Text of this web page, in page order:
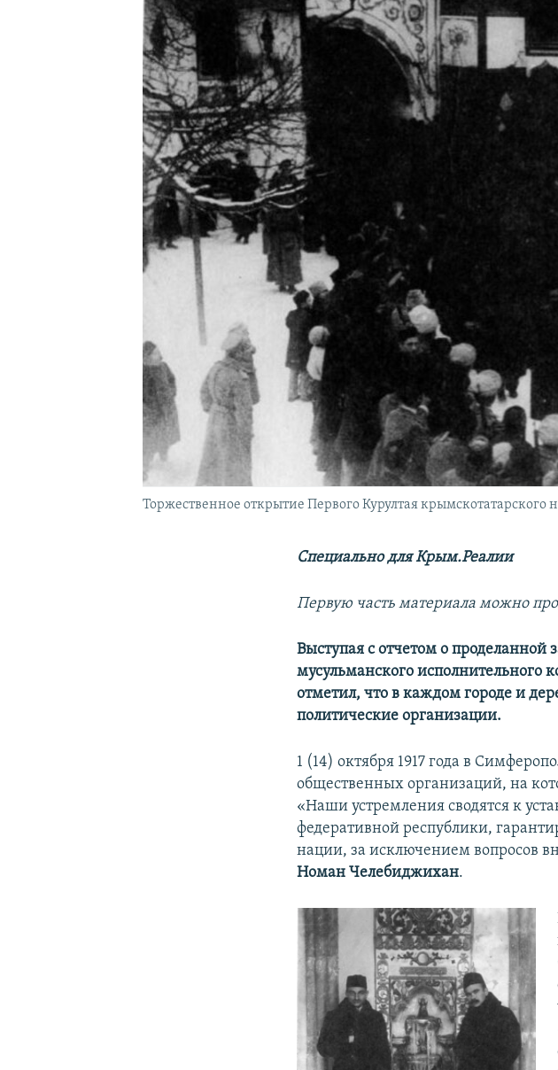
КРЫМ.НЕПОКОРЕННЫЙ
УКРАИНСКАЯ ПРОБЛЕМА КРЫМА
Торжественное открытие Первого Курултая крымскотатарского
Специально для Крым.Реалии
Первую часть материала можно
Выступая с отчетом о проделанной
мусульманского исполнительного
отметил, что в каждом городе и
политические организации.
1 (14) октября 1917 года в
общественных организаций, на
«Наши устремления сводятся к
федеративной республики,
нации, за исключением вопросов
Номан Челебиджихан.